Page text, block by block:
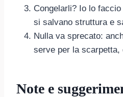
Congelarli? Io lo
si salvano struttura e
Nulla va sprecato:
serve per la scarpetta,
Note e